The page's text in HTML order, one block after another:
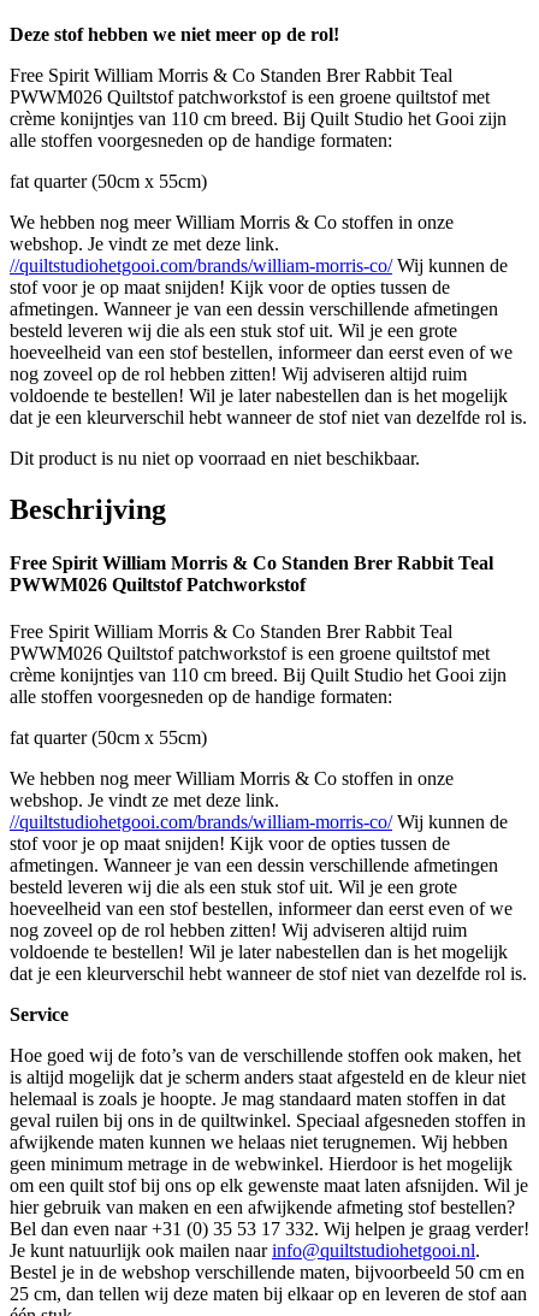
Deze stof hebben we niet meer op de rol!
Free Spirit William Morris & Co Standen Brer Rabbit Teal
PWWM026 Quiltstof patchworkstof is een groene quiltstof met
crème konijntjes van 110 cm breed. Bij Quilt Studio het Gooi zijn
alle stoffen voorgesneden op de handige formaten:
fat quarter (50cm x 55cm)
We hebben nog meer William Morris & Co stoffen in onze
webshop. Je vindt ze met deze link.
//quiltstudiohetgooi.com/brands/william-morris-co/Wij kunnen de
stof voor je op maat snijden! Kijk voor de opties tussen de
afmetingen. Wanneer je van een dessin verschillende afmetingen
besteld leveren wij die als een stuk stof uit. Wil je een grote
hoeveelheid van een stof bestellen, informeer dan eerst even of we
nog zoveel op de rol hebben zitten! Wij adviseren altijd ruim
voldoende te bestellen! Wil je later nabestellen dan is het mogelijk
dat je een kleurverschil hebt wanneer de stof niet van dezelfde rol is.
Dit product is nu niet op voorraad en niet beschikbaar.
Beschrijving
Free Spirit William Morris & Co Standen Brer Rabbit Teal
PWWM026 Quiltstof Patchworkstof
Free Spirit William Morris & Co Standen Brer Rabbit Teal
PWWM026 Quiltstof patchworkstof is een groene quiltstof met
crème konijntjes van 110 cm breed. Bij Quilt Studio het Gooi zijn
alle stoffen voorgesneden op de handige formaten:
fat quarter (50cm x 55cm)
We hebben nog meer William Morris & Co stoffen in onze
webshop. Je vindt ze met deze link.
//quiltstudiohetgooi.com/brands/william-morris-co/Wij kunnen de
stof voor je op maat snijden! Kijk voor de opties tussen de
afmetingen. Wanneer je van een dessin verschillende afmetingen
besteld leveren wij die als een stuk stof uit. Wil je een grote
hoeveelheid van een stof bestellen, informeer dan eerst even of we
nog zoveel op de rol hebben zitten! Wij adviseren altijd ruim
voldoende te bestellen! Wil je later nabestellen dan is het mogelijk
dat je een kleurverschil hebt wanneer de stof niet van dezelfde rol is.
Service
Hoe goed wij de foto’s van de verschillende stoffen ook maken, het
is altijd mogelijk dat je scherm anders staat afgesteld en de kleur niet
helemaal is zoals je hoopte. Je mag standaard maten stoffen in dat
geval ruilen bij ons in de quiltwinkel. Speciaal afgesneden stoffen in
afwijkende maten kunnen we helaas niet terugnemen. Wij hebben
geen minimum metrage in de webwinkel. Hierdoor is het mogelijk
om een quilt stof bij ons op elk gewenste maat laten afsnijden. Wil je
hier gebruik van maken en een afwijkende afmeting stof bestellen?
Bel dan even naar +31 (0) 35 53 17 332. Wij helpen je graag verder!
Je kunt natuurlijk ook mailen naarinfo@quiltstudiohetgooi.nl.
Bestel je in de webshop verschillende maten, bijvoorbeeld 50 cm en
25 cm, dan tellen wij deze maten bij elkaar op en leveren de stof aan